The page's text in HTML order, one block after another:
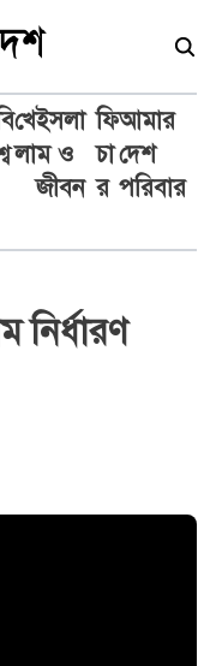
খে
লা
ইসলা
ম ও
জীবন
ফি
চা
র
আমার
দেশ
পরিবার
নির্ধারণ